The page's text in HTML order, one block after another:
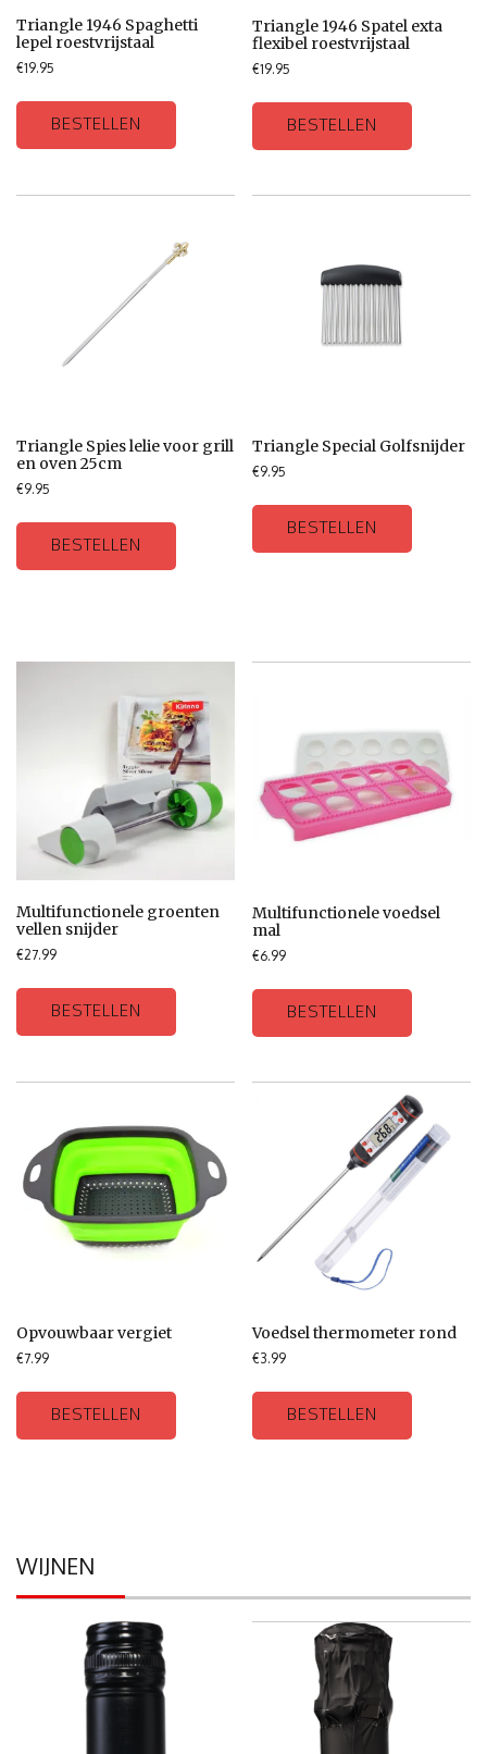
Triangle 1946 Spaghetti
lepel roestvrijstaal
€19.95
BESTELLEN
Triangle 1946 Spatel exta
flexibel roestvrijstaal
€19.95
BESTELLEN
Triangle Spies lelie voor grill
en oven 25cm
€9.95
BESTELLEN
Triangle Special Golfsnijder
€9.95
BESTELLEN
Multifunctionele groenten
vellen snijder
€27.99
BESTELLEN
Multifunctionele voedsel
mal
€6.99
BESTELLEN
Opvouwbaar vergiet
€7.99
BESTELLEN
Voedsel thermometer rond
€3.99
BESTELLEN
WIJNEN